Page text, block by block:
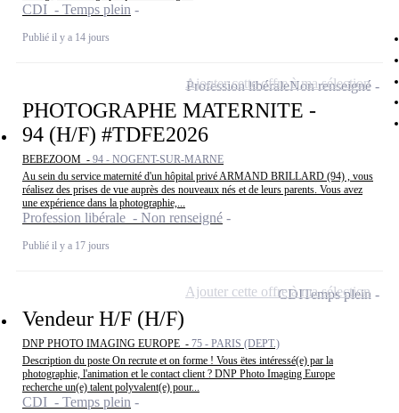
CDI - Temps plein
Publié il y a 14 jours
PHOTOGRAPHE MATERNITE -
94 (H/F) #TDFE2026
BEBEZOOM - 94 - NOGENT-SUR-MARNE
Au sein du service maternité d'un hôpital privé ARMAND BRILLARD (94) , vous
réalisez des prises de vue auprès des nouveaux nés et de leurs parents. Vous avez
une expérience dans la photographie,...
Profession libérale - Non renseigné
Publié il y a 17 jours
Profession libéraleNon renseigné
Ajouter cette offre à ma sélection
Vendeur H/F (H/F)
DNP PHOTO IMAGING EUROPE - 75 - PARIS (DEPT.)
Description du poste On recrute et on forme ! Vous ëtes intéressé(e) par la
photographie, l'animation et le contact client ? DNP Photo Imaging Europe
recherche un(e) talent polyvalent(e) pour...
CDI - Temps plein
CDITemps plein
Ajouter cette offre à ma sélection